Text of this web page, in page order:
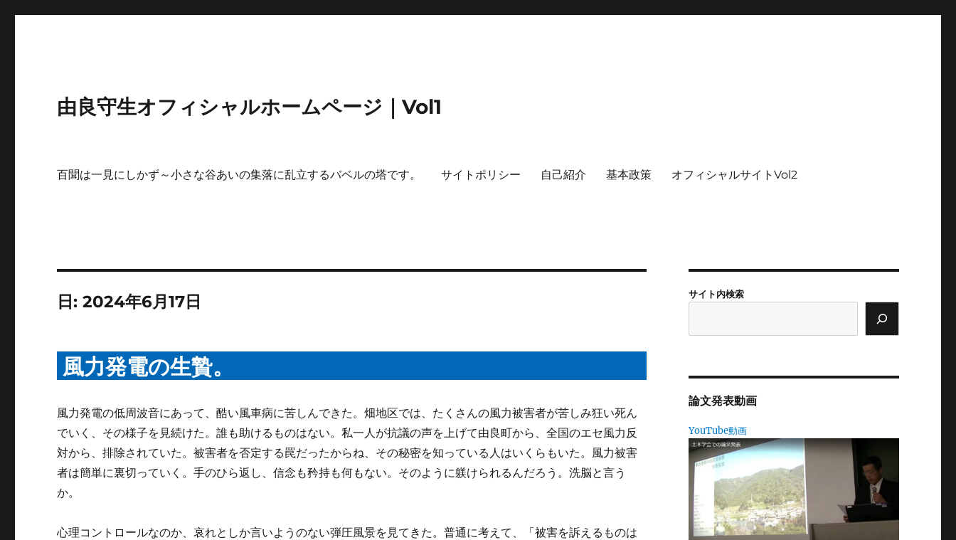
由良守生オフィシャルホームページ｜Vol1
百聞は一見にしかず～小さな谷あいの集落に乱立するバベルの塔です。 サイトポリシー 自己紹介 基本政策 オフィシャルサイトVol2
日:2024年6月17日
風力発電の生贄。
風力発電の低周波音にあって、酷い風車病に苦しんできた。畑地区では、たくさんの風力被害者が苦しみ狂い死ん
でいく、その様子を見続けた。誰も助けるものはない。私一人が抗議の声を上げて由良町から、全国のエセ風力反
対から、排除されていた。被害者を否定する罠だったからね、その秘密を知っている人はいくらもいた。風力被害
者は簡単に裏切っていく。手のひら返し、信念も矜持も何もない。そのように躾けられるんだろう。洗脳と言う
か。
心理コントロールなのか、哀れとしか言いようのない弾圧風景を見てきた。普通に考えて、「被害を訴えるものは
サイト内検索
論文発表動画
YouTube動画